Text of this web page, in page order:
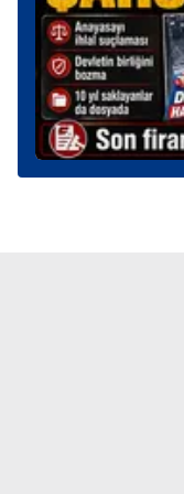
toplumu
kullanılmaktadır.
kılınması ve
reklam/pazarlama
sınırlı olarak açık